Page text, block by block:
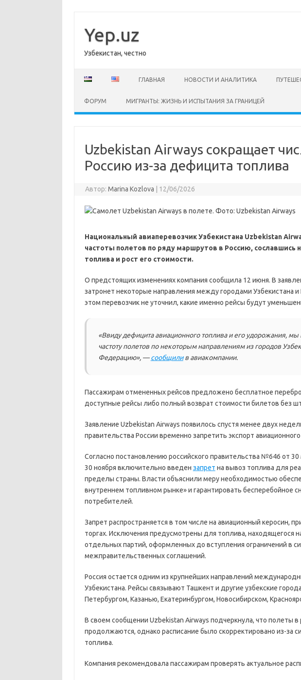
содержимому
Yep.uz
Узбекистан, честно
ГЛАВНАЯ НОВОСТИ И АНАЛИТИКА
ФОРУМ МИГРАНТЫ: ЖИЗНЬ И ИСПЫТАНИЯ ЗА ГРАНИЦЕЙ
Uzbekistan Airways сокращает
Россию из-за дефицита топлива
Автор: Marina Kozlova 12/06/2026
Национальный авиаперевозчик Узбекистана Uzbekistan
частоты полетов по ряду маршрутов в Россию, сославшись
топлива и рост его стоимости.
О предстоящих изменениях компания сообщила 12 июня. В
затронет некоторые направления между городами Узбекистана
этом перевозчик не уточнил, какие именно рейсы будут
«Ввиду дефицита авиационного топлива и его удорожания,
частоту полетов по некоторым направлениям из городов
Федерацию», —сообщилив авиакомпании.
Пассажирам отмененных рейсов предложено бесплатное
доступные рейсы либо полный возврат стоимости билетов без
Заявление Uzbekistan Airways появилось спустя менее двух
правительства России временно запретить экспорт авиационного
Согласно постановлению российского правительства №646 от 30
30 ноября включительно введен запрет на вывоз топлива для
пределы страны. Власти объяснили меру необходимостью
внутреннем топливном рынке» и гарантировать бесперебойное
потребителей.
Запрет распространяется в том числе на авиационный керосин,
торгах. Исключения предусмотрены для топлива, находящегося
отдельных партий, оформленных до вступления ограничений в
межправительственных соглашений.
Россия остается одним из крупнейших направлений
Узбекистана. Рейсы связывают Ташкент и другие узбекские
Петербургом, Казанью, Екатеринбургом, Новосибирском,
В своем сообщении Uzbekistan Airways подчеркнула, что полеты в
продолжаются, однако расписание было скорректировано из-за
топлива.
Компания рекомендовала пассажирам проверять актуальное